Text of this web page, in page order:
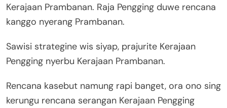
Kerajaan Prambanan. Raja Pengging duwe rencana
kanggo nyerang Prambanan.
Sawisi strategine wis siyap, prajurite Kerajaan
Pengging nyerbu Kerajaan Prambanan.
Rencana kasebut namung rapi banget, ora ono sing
kerungu rencana serangan Kerajaan Pengging